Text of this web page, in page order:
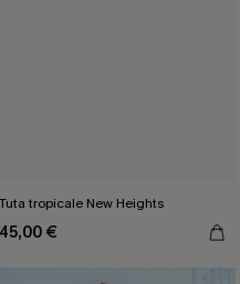
Tuta tropicale New Heights
45,00 €